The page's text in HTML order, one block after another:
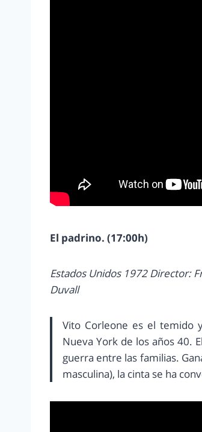
El padrino. (17:00h)
Estados Unidos 1972 Director:
Duvall
Vito Corleone es el temido
Nueva York de los años 40.
guerra entre las familias.
masculina), la cinta se ha